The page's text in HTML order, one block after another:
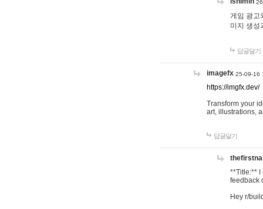
게임 광고
미지 생성
답글달기
imagefx 25-09-16
https://imgfx.dev/
Transform your
art, illustrations,
답글달기
**Title:** I
feedback
Hey r/